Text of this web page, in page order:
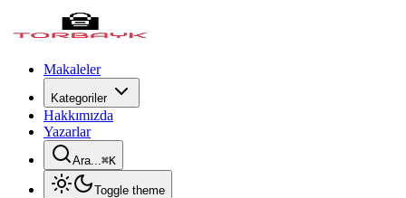
Makaleler
Kategoriler
Hakkımızda
Yazarlar
Ara...⌘K
Toggle theme